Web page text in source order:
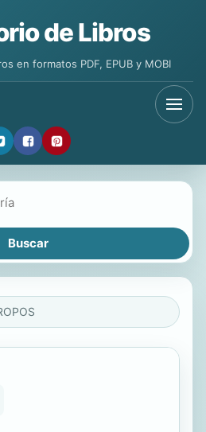
de Libros
en formatos PDF, EPUB y MOBI